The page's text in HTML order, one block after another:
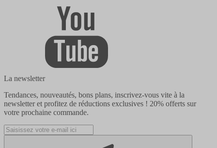
La newsletter
Tendances, nouveautés, bons plans, inscrivez-vous vite à la
newsletter et profitez de réductions exclusives ! 20% offerts sur
votre prochaine commande.